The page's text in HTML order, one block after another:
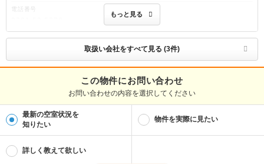
電話番号
免許番号
茨城県知事(14)第1278号
取引態様
100501617754
※お問い合わせの際には、担当者へ物件管理番号をお伝えください。
分、ＪＲ常磐線/日立駅 歩56分、ＪＲ常磐線/大甕駅 歩93分 / 面積 : 20.7m² / 築年
もっと見る
取扱い会社をすべて見る (3件)
この物件にお問い合わせ
お問い合わせの内容を選択してください
最新の空室状況を
知りたい
物件を実際に見たい
詳しく教えて欲しい